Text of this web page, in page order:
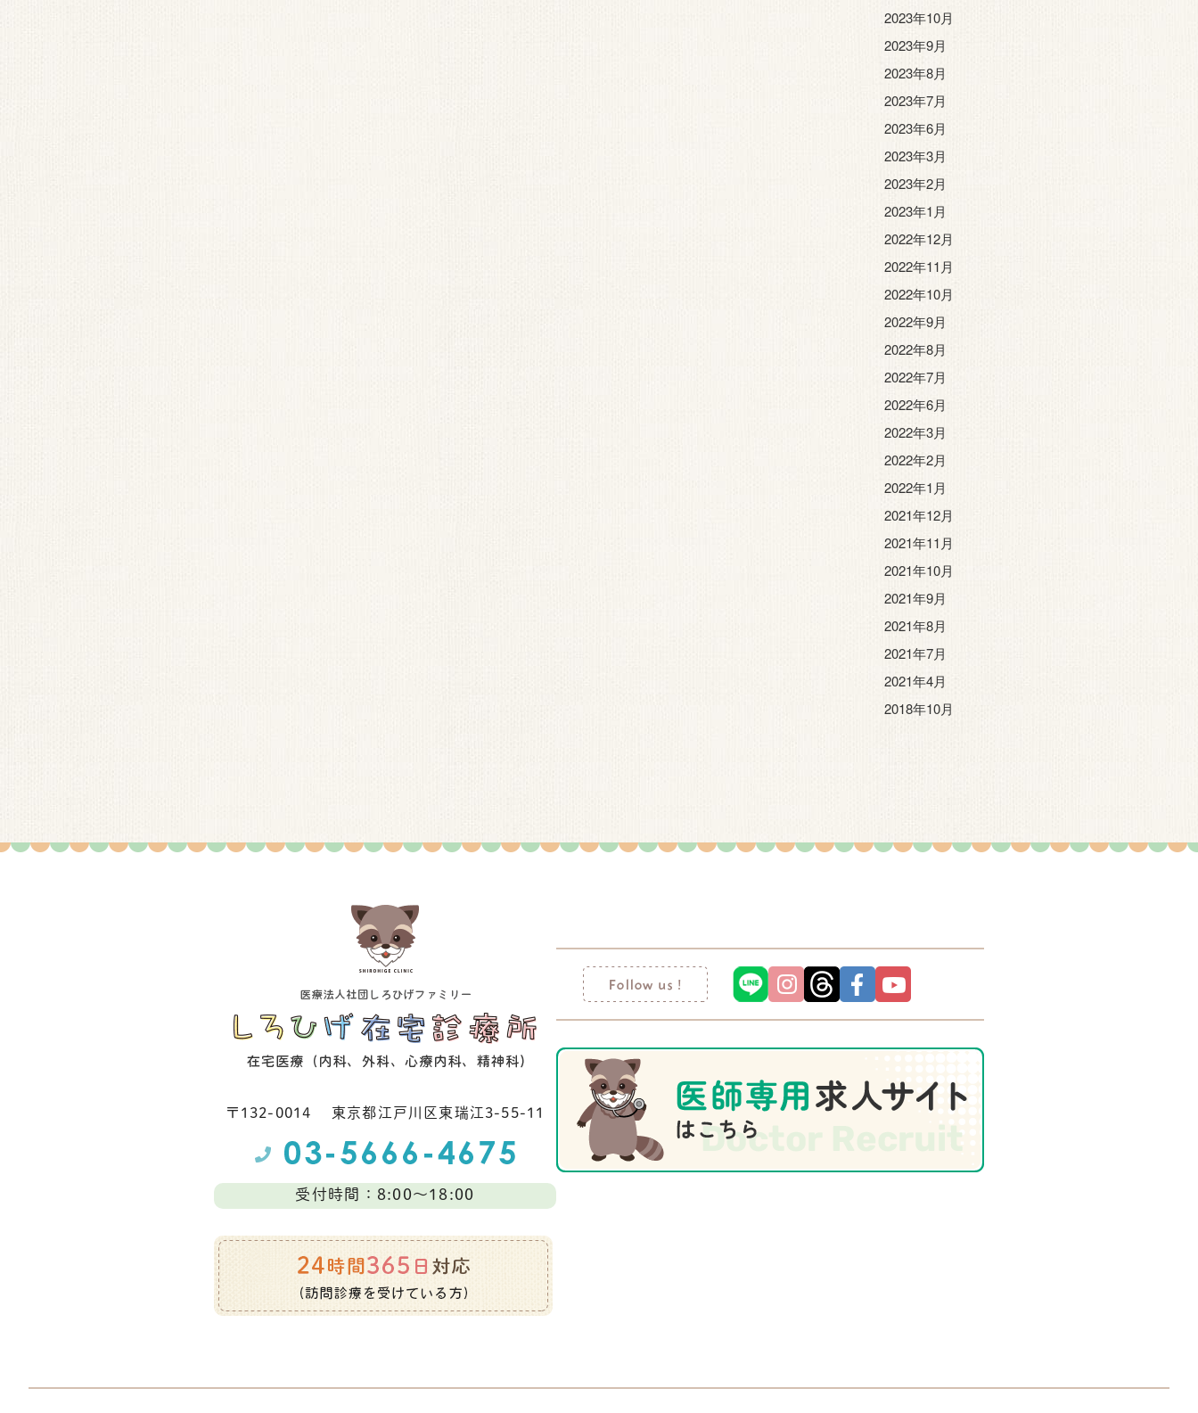
2023年10月
2023年9月
2023年8月
2023年7月
2023年6月
2023年3月
2023年2月
2023年1月
2022年12月
2022年11月
2022年10月
2022年9月
2022年8月
2022年7月
2022年6月
2022年3月
2022年2月
2022年1月
2021年12月
2021年11月
2021年10月
2021年9月
2021年8月
2021年7月
2021年4月
2018年10月
〒132-0014 東京都江⼾川区東瑞江3-55-11
受付時間：8:00～18:00